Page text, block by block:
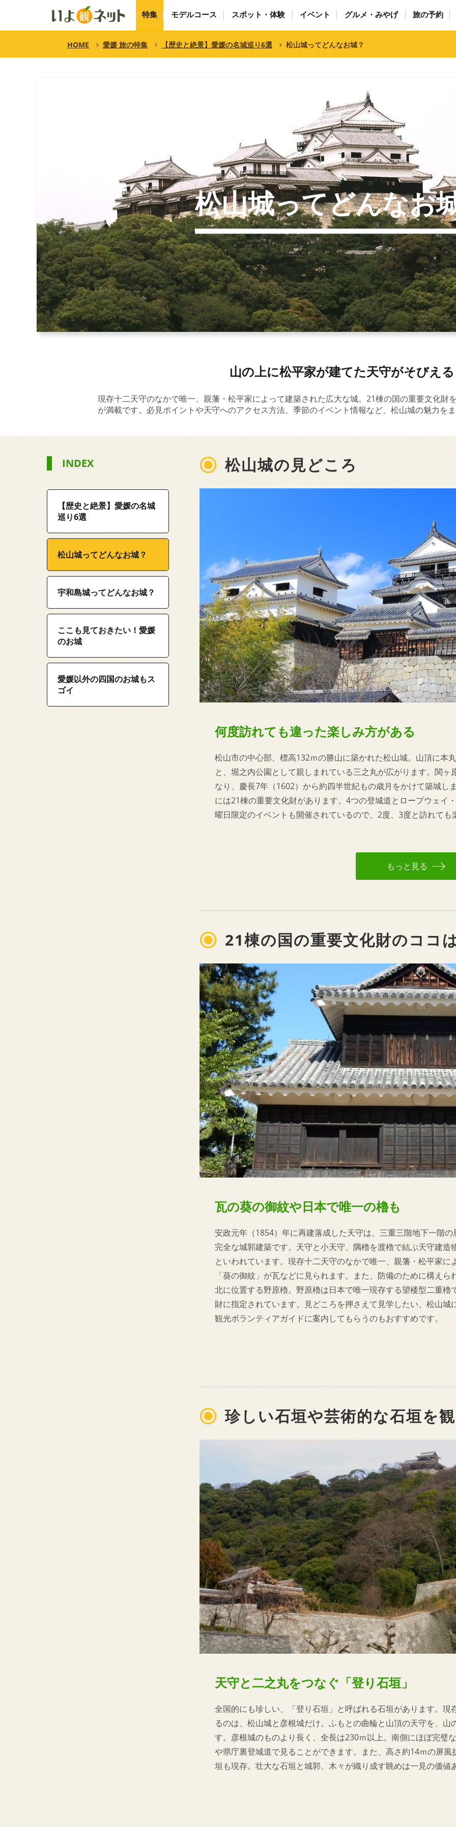
特集 モデルコース スポット・体験 イベント グルメ・みやげ 旅の予約
HOME 愛媛 旅の特集 【歴史と絶景】愛媛の名城巡り6選 松山城ってどんなお城？
松山城ってどんなお
山の上に松平家が建てた天守がそびえる
現存十二天守のなかで唯一、親藩・松平家によって建築された広大な城。21棟の国の重要文化財
が満載です。必見ポイントや天守へのアクセス方法、季節のイベント情報など、松山城の魅力を
INDEX
【歴史と絶景】愛媛の名城
巡り6選
松山城ってどんなお城？
宇和島城ってどんなお城？
ここも見ておきたい！愛媛
のお城
愛媛以外の四国のお城もス
ゴイ
松山城の見どころ
何度訪れても違った楽しみ方がある
松山市の中心部、標高132ｍの勝山に築かれた松山城。山頂に本
と、堀之内公園として親しまれている三之丸が広がります。関
なり、慶長7年（1602）から約四半世紀もの歳月をかけて築城し
には21棟の重要文化財があります。4つの登城道とロープウェイ
曜日限定のイベントも開催されているので、2度、3度と訪れても
もっと見る
21棟の国の重要文化財のココ
瓦の葵の御紋や日本で唯一の櫓も
安政元年（1854）年に再建落成した天守は、三重三階地下一階
完全な城郭建築です。天守と小天守、隅櫓を渡櫓で結ぶ天守建
といわれています。現存十二天守のなかで唯一、親藩・松平家
「葵の御紋」が瓦などに見られます。また、防備のために構え
北に位置する野原櫓。野原櫓は日本で唯一現存する望楼型二重
財に指定されています。見どころを押さえて見学したい、松山
観光ボランティアガイドに案内してもらうのもおすすめです。
珍しい石垣や芸術的な石垣を
天守と二之丸をつなぐ「登り石垣」
全国的にも珍しい、「登り石垣」と呼ばれる石垣があります。
るのは、松山城と彦根城だけ。ふもとの曲輪と山頂の天守を、
す。彦根城のものより長く、全長は230ｍ以上。南側にほぼ完璧
や県庁裏登城道で見ることができます。また、高さ約14ｍの屏
垣も現存。壮大な石垣と城郭、木々が織り成す眺めは一見の価値